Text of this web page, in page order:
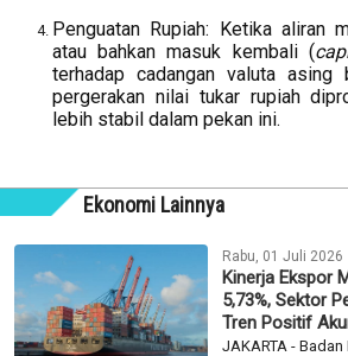
Penguatan Rupiah: Ketika aliran
atau bahkan masuk kembali (
terhadap cadangan valuta asing
pergerakan nilai tukar rupiah
lebih stabil dalam pekan ini.
Ekonomi Lainnya
Rabu, 01 Juli 2026
Kinerja Ekspor
5,73%, Sektor
Tren Positif
JAKARTA -